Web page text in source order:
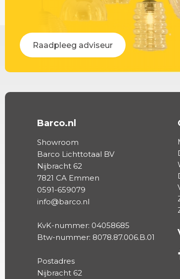
Raadpleeg adviseur
Barco.nl
Showroom
Barco Lichttotaal BV
Nijbracht 62
7821 CA Emmen
0591-659079
info@barco.nl
KvK-nummer: 04058685
Btw-nummer: 8078.87.006.B.01
Postadres
Nijbracht 62